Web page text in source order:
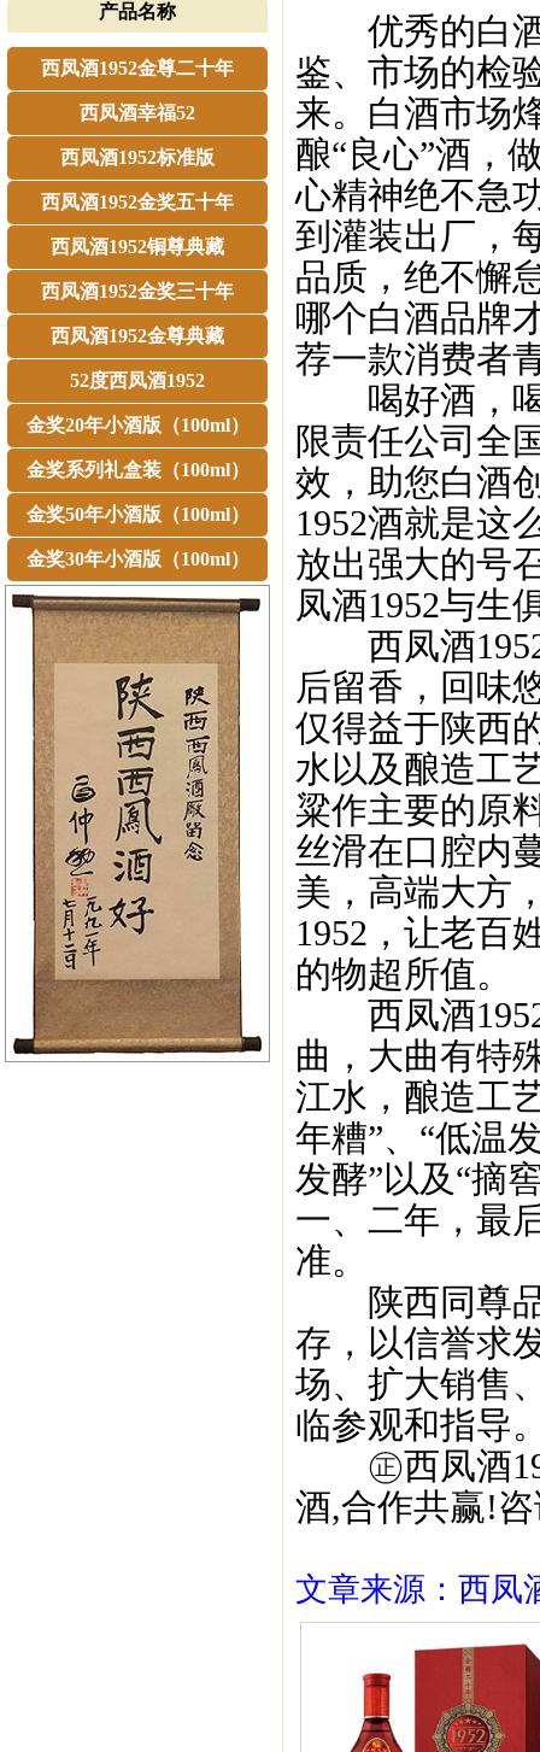
产品名称
西凤酒1952金尊二十年
西凤酒幸福52
西凤酒1952标准版
西凤酒1952金奖五十年
西凤酒1952铜尊典藏
西凤酒1952金奖三十年
西凤酒1952金尊典藏
52度西凤酒1952
金奖20年小酒版（100ml）
金奖系列礼盒装（100ml）
金奖50年小酒版（100ml）
金奖30年小酒版（100ml）
优秀的白酒
鉴、市场的检
来。白酒市场
酿“良心”酒，
心精神绝不急
到灌装出厂，
品质，绝不懈
哪个白酒品牌
荐一款消费者
喝好酒，喝
限责任公司全
效，助您白酒
1952酒就是这
放出强大的号
凤酒1952与生
西凤酒1952
后留香，回味
仅得益于陕西
水以及酿造工
粱作主要的原
丝滑在口腔内
美，高端大方
1952，让老百
的物超所值。
西凤酒1952
曲，大曲有特
江水，酿造工
年糟”、“低温
发酵”以及“摘
一、二年，最
准。
陕西同尊品
存，以信誉求
场、扩大销售
临参观和指导
㊣西凤酒
酒,合作共赢!咨
文章来源：西凤